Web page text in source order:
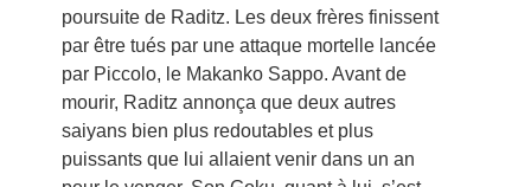
poursuite de Raditz. Les deux frères finissent
par être tués par une attaque mortelle lancée
par Piccolo, le Makanko Sappo. Avant de
mourir, Raditz annonça que deux autres
saiyans bien plus redoutables et plus
puissants que lui allaient venir dans un an